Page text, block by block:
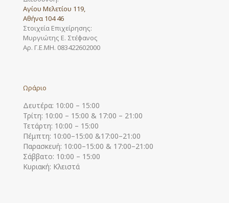
Αγίου Μελετίου 119,
Αθήνα 104 46
Στοιχεία Επιχείρησης:
Μυργιώτης Ε. Στέφανος
Αρ. Γ.Ε.ΜΗ. 083422602000
Ωράριο
Δευτέρα: 10:00 – 15:00
Τρίτη: 10:00 – 15:00 & 17:00 – 21:00
Τετάρτη: 10:00 – 15:00
Πέμπτη: 10:00–15:00 &17:00–21:00
Παρασκευή: 10:00–15:00 & 17:00–21:00
Σάββατο: 10:00 – 15:00
Κυριακή: Κλειστά